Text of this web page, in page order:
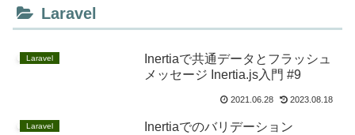
Laravel
Laravel
Inertiaで共通データとフラッシュ
メッセージ Inertia.js入門 #9
2021.06.28 2023.08.18
Laravel
Inertiaでのバリデーション